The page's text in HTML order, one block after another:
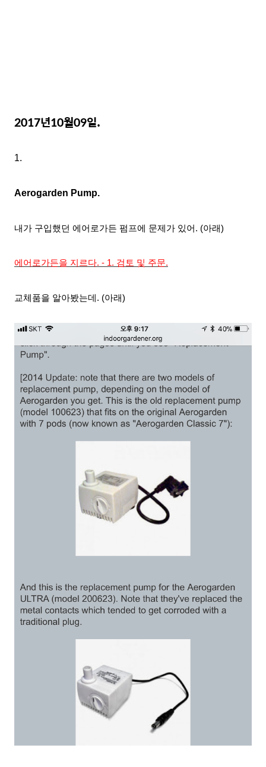
2017년10월09일.
1.
Aerogarden Pump.
내가 구입했던 에어로가든 펌프에 문제가 있어 . (아래)
에어로가든을 지르다. - 1. 검토 및 주문.
교체품을 알아봤는데. (아래)